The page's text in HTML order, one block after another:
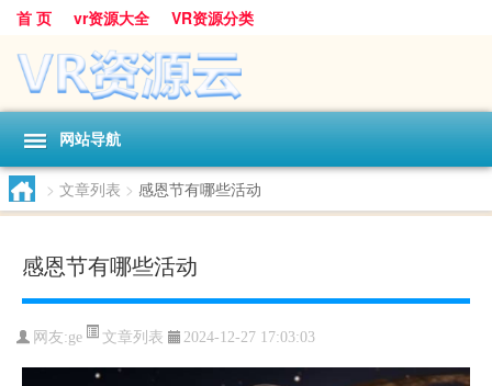
首 页 vr资源大全 VR资源分类
网站导航
> 文章列表 > 感恩节有哪些活动
感恩节有哪些活动
网友:ge 文章列表 2024-12-27 17:03:03